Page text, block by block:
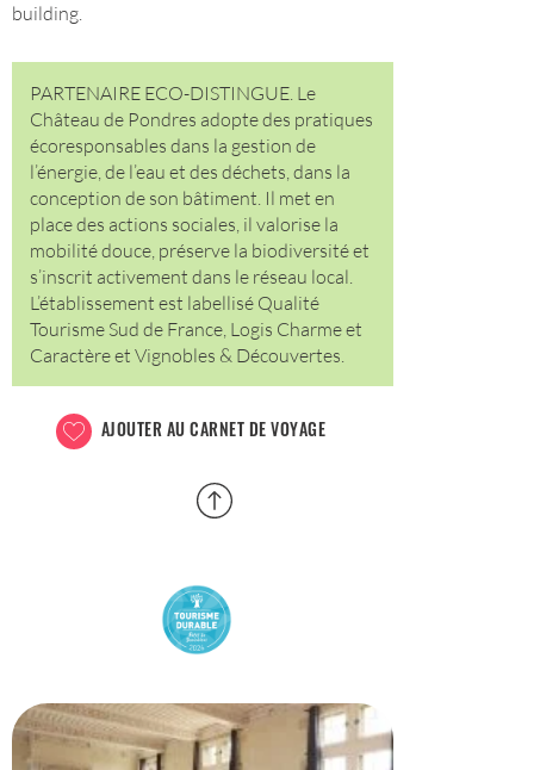
building.
PARTENAIRE ECO-DISTINGUE. Le
Château de Pondres adopte des pratiques
écoresponsables dans la gestion de
l’énergie, de l’eau et des déchets, dans la
conception de son bâtiment. Il met en
place des actions sociales, il valorise la
mobilité douce, préserve la biodiversité et
s’inscrit activement dans le réseau local.
L’établissement est labellisé Qualité
Tourisme Sud de France, Logis Charme et
Caractère et Vignobles & Découvertes.
AJOUTER AU CARNET DE VOYAGE